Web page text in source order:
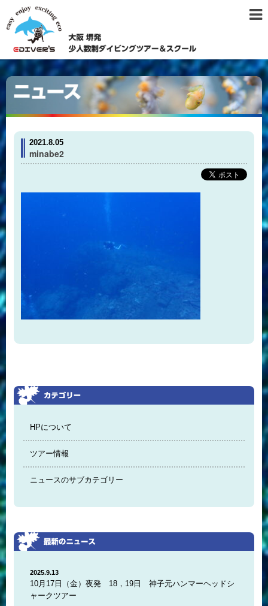
2021.8.05
minabe2
HPについて
ツアー情報
ニュースのサブカテゴリー
2025.9.13
10月17日（金）夜発 18，19日 神子元ハンマーヘッドシ
ャークツアー